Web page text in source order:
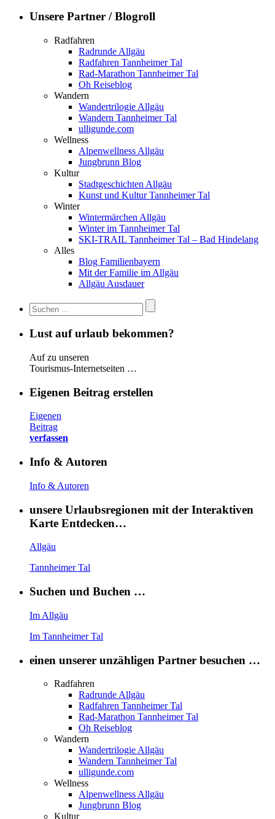
Unsere Partner / Blogroll
Radfahren
Radrunde Allgäu
Radfahren Tannheimer Tal
Rad-Marathon Tannheimer Tal
Oh Reiseblog
Wandern
Wandertrilogie Allgäu
Wandern Tannheimer Tal
ulligunde.com
Wellness
Alpenwellness Allgäu
Jungbrunn Blog
Kultur
Stadtgeschichten Allgäu
Kunst und Kultur Tannheimer Tal
Winter
Wintermärchen Allgäu
Winter im Tannheimer Tal
SKI-TRAIL Tannheimer Tal – Bad Hindelang
Alles
Blog Familienbayern
Mit der Familie im Allgäu
Allgäu Ausdauer
Lust auf urlaub bekommen?
Auf zu unseren
Tourismus-Internetseiten …
Eigenen Beitrag erstellen
Eigenen
Beitrag
verfassen
Info & Autoren
Info & Autoren
unsere Urlaubsregionen mit der Interaktiven
Karte Entdecken…
Allgäu
Tannheimer Tal
Suchen und Buchen …
Im Allgäu
Im Tannheimer Tal
einen unserer unzähligen Partner besuchen …
Radfahren
Radrunde Allgäu
Radfahren Tannheimer Tal
Rad-Marathon Tannheimer Tal
Oh Reiseblog
Wandern
Wandertrilogie Allgäu
Wandern Tannheimer Tal
ulligunde.com
Wellness
Alpenwellness Allgäu
Jungbrunn Blog
Kultur